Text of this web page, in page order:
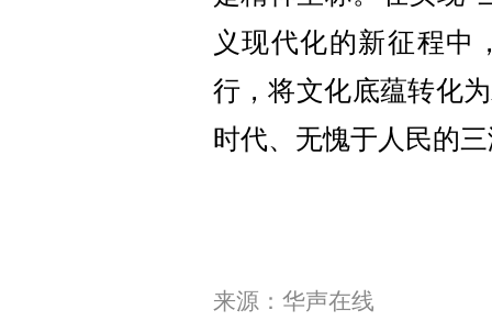
义现代化的新征程中
行，将文化底蕴转化
时代、无愧于人民的
来源：华声在线